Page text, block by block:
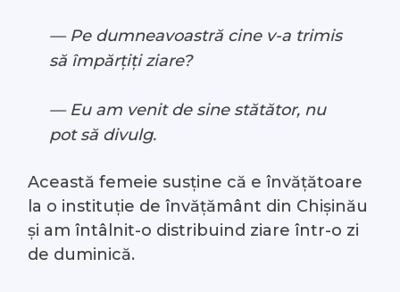
— Pe dumneavoastră cine v-a trimis
să împărțiți ziare?
— Eu am venit de sine stătător, nu
pot să divulg.
Această femeie susține că e învățătoare
la o instituție de învățământ din Chișinău
și am întâlnit-o distribuind ziare într-o zi
de duminică.